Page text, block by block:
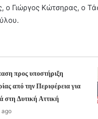
Γιώργος Κώτσηρας, ο
προς υποστήριξη
από την Περιφέρεια για
στη Δυτική Αττική